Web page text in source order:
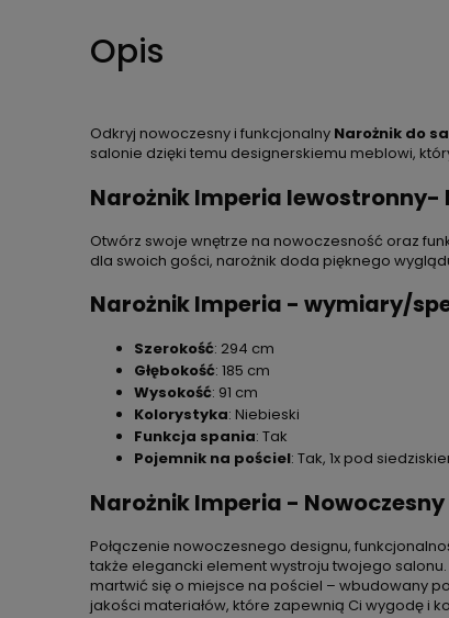
Opis
Odkryj nowoczesny i funkcjonalny Narożnik do
salonie dzięki temu designerskiemu meblowi,
Narożnik Imperia lewostronny-
Otwórz swoje wnętrze na nowoczesność oraz
dla swoich gości, narożnik doda pięknego
Narożnik Imperia - wymiary/
Szerokość: 294 cm
Głębokość: 185 cm
Wysokość: 91 cm
Kolorystyka: Niebieski
Funkcja spania: Tak
Pojemnik na pościel: Tak, 1x pod
Narożnik Imperia -
Połączenie nowoczesnego designu,
także elegancki element wystroju twojego salonu.
martwić się o miejsce na pościel – wbudowany
jakości materiałów, które zapewnią Ci wygodę i